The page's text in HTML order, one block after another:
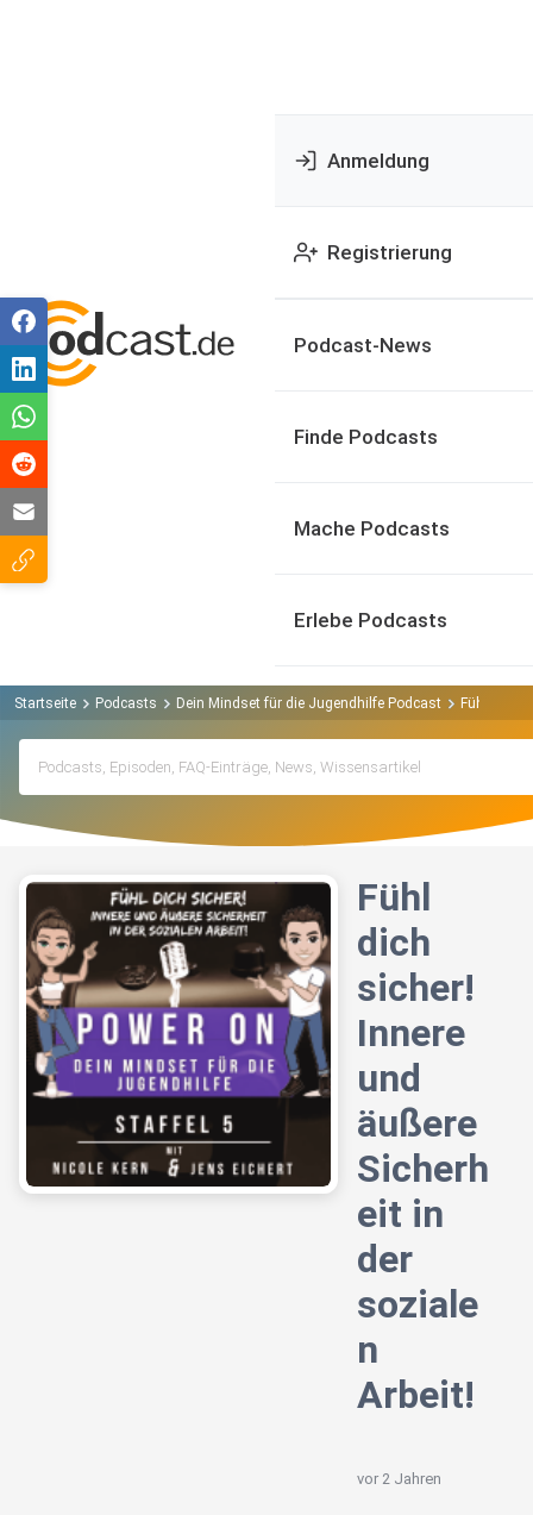
Anmeldung
Registrierung
Podcast-News
Finde Podcasts
Mache Podcasts
Erlebe Podcasts
Startseite Podcasts Dein Mindset für die Jugendhilfe Podcast Fühl dich
Fühl
dich
sicher!
Innere
und
äußere
Sicherh
eit in
der
soziale
n
Arbeit!
vor 2 Jahren